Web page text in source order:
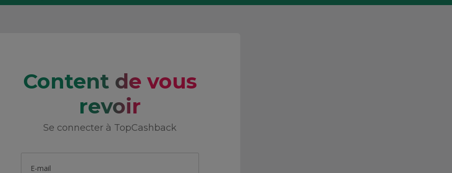
Content de vous
revoir
Se connecter à TopCashback
E-mail